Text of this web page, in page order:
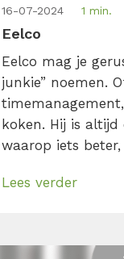
16-07-2024 1 min.
Eelco
Eelco mag je
junkie” noemen.
koken. Hij is
waarop iets
kick van om zijn
inspirerende
Lees verder